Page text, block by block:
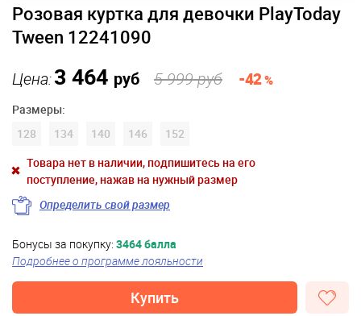
Розовая куртка для девочки PlayToday
Tween 12241090
Цена:3 464 руб 5 999 руб -42%
Размеры:
128
134 140 146
152
Товара нет в наличии, подпишитесь на его
поступление, нажав на нужный размер
Определить свой размер
Бонусы за покупку: 3464 балла
Подробнее о программе лояльности
Купить